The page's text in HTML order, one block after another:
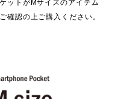
ットがMサイズのアイテム
確認の上ご購入ください。